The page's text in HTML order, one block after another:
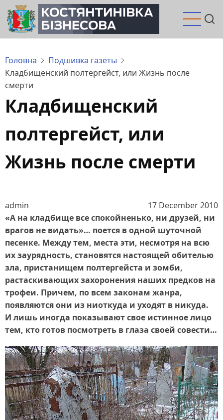
Перейти
до
основного
Головна
Подшивка газеты
Кладбищенский полтергейст, или Жизнь после
смерти
Кладбищенский
полтергейст, или
Жизнь после смерти
admin
17 December 2010
«А на кладбище все спокойненько, ни друзей, ни
врагов не видать»… поется в одной шуточной
песенке. Между тем, места эти, несмотря на всю
их заурядность, становятся настоящей обителью
зла, пристанищем полтергейста и зомби,
растаскивающих захоронения наших предков на
трофеи. Причем, по всем законам жанра,
появляются они из ниоткуда и уходят в никуда.
И лишь иногда показывают свое истинное лицо
тем, кто готов посмотреть в глаза своей совести…